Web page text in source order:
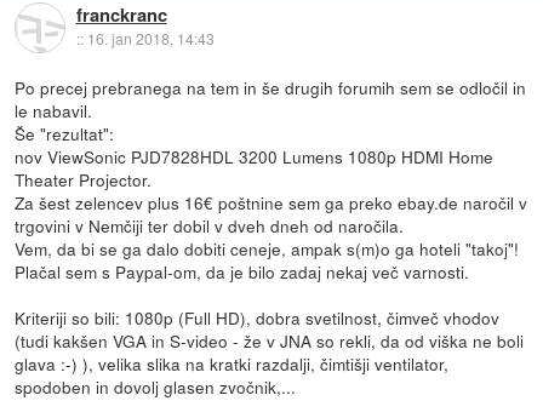
franckranc
:: 16. jan 2018, 14:43
Po precej prebranega na tem in še drugih forumih sem se odločil in
le nabavil.
Še "rezultat":
nov ViewSonic PJD7828HDL 3200 Lumens 1080p HDMI Home
Theater Projector.
Za šest zelencev plus 16€ poštnine sem ga preko ebay.de naročil v
trgovini v Nemčiji ter dobil v dveh dneh od naročila.
Vem, da bi se ga dalo dobiti ceneje, ampak s(m)o ga hoteli "takoj"!
Plačal sem s Paypal-om, da je bilo zadaj nekaj več varnosti.
Kriteriji so bili: 1080p (Full HD), dobra svetilnost, čimveč vhodov
(tudi kakšen VGA in S-video - že v JNA so rekli, da od viška ne boli
glava :-) ), velika slika na kratki razdalji, čimtišji ventilator,
spodoben in dovolj glasen zvočnik,...